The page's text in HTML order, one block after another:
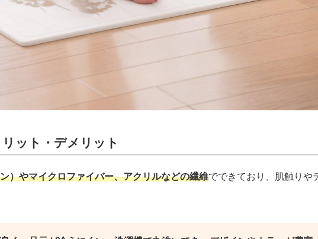
ット・デメリット
）やマイクロファイバー、アクリルなどの繊維でできており、肌触りや